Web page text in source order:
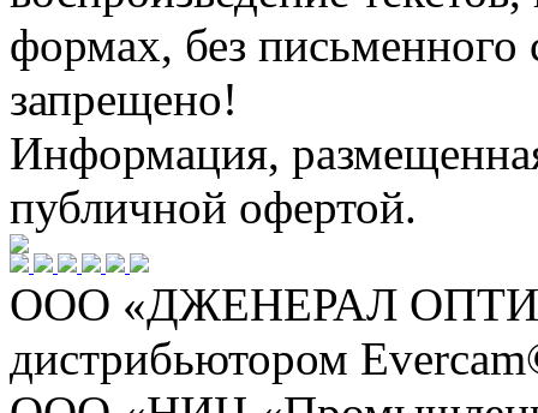
формах, без письменного
запрещено!
Информация,
публичной офертой.
ООО «ДЖЕНЕРАЛ
дистрибьютором